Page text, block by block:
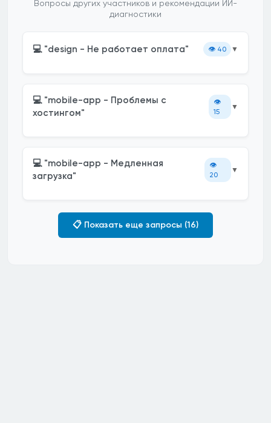
Вопросы других участников и рекомендации ИИ-
диагностики
💻 "design - Не работает оплата" 👁️ 40 ▼
💻 "mobile-app - Проблемы с
хостингом"
👁️
15
▼
💻 "mobile-app - Медленная
загрузка"
👁️
20
▼
📋 Показать еще запросы (16)